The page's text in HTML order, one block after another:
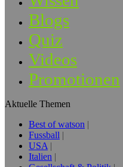
Blogs
Quiz
Videos
Promotionen
Aktuelle Themen
Best of watson
Fussball
USA
Italien